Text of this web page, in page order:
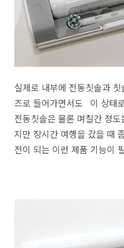
실제로 내부에 전동칫솔과
즈로 들어가면서도 이 상태
전동칫솔은 물론 며칠간 정
지만 장시간 여행을 갔을 때
전이 되는 이런 제품 기능이